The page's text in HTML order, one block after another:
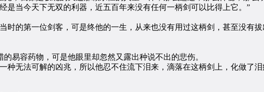
当今天下无双的利器，近五百年来没有任何一柄剑可以比得上它。”
的第一位剑客，可是终他的一生，从来也没有用过这柄剑，甚至没有拔
容药物，可是他眼里却忽然又露出种说不出的悲伤。
无法可解的凶兆，所以他忍不住流下泪来，滴落在这柄剑上，化做了泪